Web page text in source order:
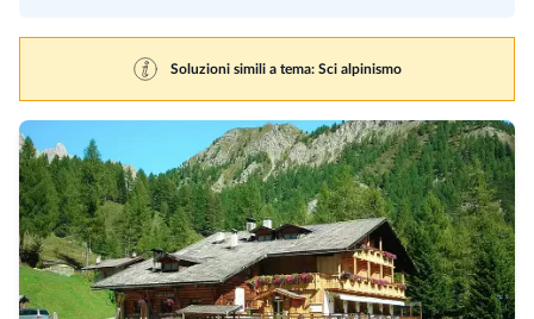
Soluzioni simili a tema: Sci alpinismo